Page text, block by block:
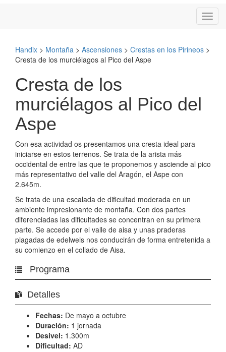
Handix > Montaña > Ascensiones > Crestas en los Pirineos >
Cresta de los murciélagos al Pico del Aspe
Cresta de los
murciélagos al Pico del
Aspe
Con esa actividad os presentamos una cresta ideal para
iniciarse en estos terrenos. Se trata de la arista más
occidental de entre las que te proponemos y asciende al pico
más representativo del valle del Aragón, el Aspe con
2.645m.
Se trata de una escalada de dificultad moderada en un
ambiente impresionante de montaña. Con dos partes
diferenciadas las dificultades se concentran en su primera
parte. Se accede por el valle de aisa y unas praderas
plagadas de edelweis nos conducirán de forma entretenida a
su comienzo en el collado de Aisa.
Programa
Detalles
Fechas: De mayo a octubre
Duración: 1 jornada
Desivel: 1.300m
Dificultad: AD